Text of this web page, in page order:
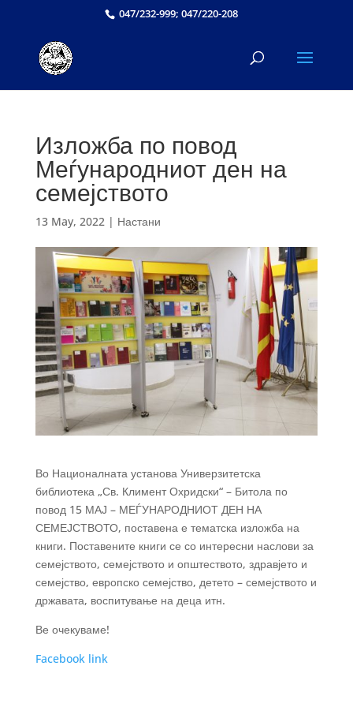
047/232-999; 047/220-208
Изложба по повод
Меѓународниот ден на
семејството
13 May, 2022| Настани
Во Националната установа Универзитетска
библиотека „Св. Климент Охридски“ – Битола по
повод 15 МАЈ – МЕЃУНАРОДНИОТ ДЕН НА
СЕМЕЈСТВОТО, поставена е тематска изложба на
книги. Поставените книги се со интересни наслови за
семејството, семејството и општеството, здравјето и
семејство, европско семејство, детето – семејството и
државата, воспитување на деца итн.
Ве очекуваме!
Facebook link